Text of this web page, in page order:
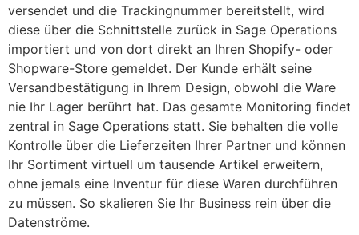
versendet und die Trackingnummer bereitstellt, wird
diese über die Schnittstelle zurück in Sage Operations
importiert und von dort direkt an Ihren Shopify- oder
Shopware-Store gemeldet. Der Kunde erhält seine
Versandbestätigung in Ihrem Design, obwohl die Ware
nie Ihr Lager berührt hat. Das gesamte Monitoring findet
zentral in Sage Operations statt. Sie behalten die volle
Kontrolle über die Lieferzeiten Ihrer Partner und können
Ihr Sortiment virtuell um tausende Artikel erweitern,
ohne jemals eine Inventur für diese Waren durchführen
zu müssen. So skalieren Sie Ihr Business rein über die
Datenströme.